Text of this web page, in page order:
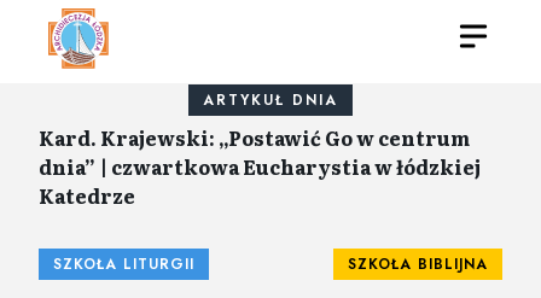
ARTYKUŁ DNIA
Kard. Krajewski: „Postawić Go w centrum
dnia” | czwartkowa Eucharystia w łódzkiej
Katedrze
SZKOŁA LITURGII SZKOŁA BIBLIJNA